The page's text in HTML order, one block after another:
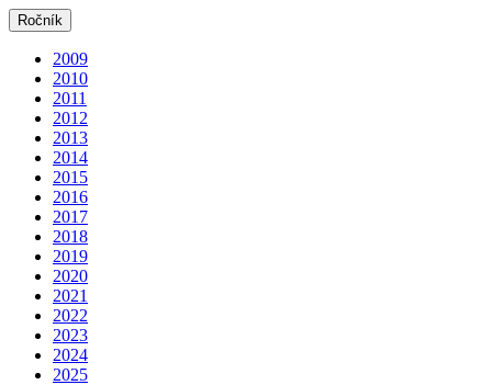
Ročník
2009
2010
2011
2012
2013
2014
2015
2016
2017
2018
2019
2020
2021
2022
2023
2024
2025